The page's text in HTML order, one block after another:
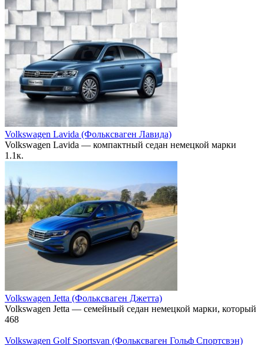
Volkswagen Lavida (Фольксваген Лавида)
Volkswagen Lavida — компактный седан немецкой марки
1.1к.
Volkswagen Jetta (Фольксваген Джетта)
Volkswagen Jetta — семейный седан немецкой марки, который
468
Volkswagen Golf Sportsvan (Фольксваген Гольф Спортсвэн)